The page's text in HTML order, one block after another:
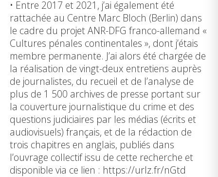
• Entre 2017 et 2021, j’ai également été
rattachée au Centre Marc Bloch (Berlin) dans
le cadre du projet ANR-DFG franco-allemand «
Cultures pénales continentales », dont j’étais
membre permanente. J’ai alors été chargée de
la réalisation de vingt-deux entretiens auprès
de journalistes, du recueil et de l’analyse de
plus de 1 500 archives de presse portant sur
la couverture journalistique du crime et des
questions judiciaires par les médias (écrits et
audiovisuels) français, et de la rédaction de
trois chapitres en anglais, publiés dans
l’ouvrage collectif issu de cette recherche et
disponible via ce lien : https://urlz.fr/nGtd